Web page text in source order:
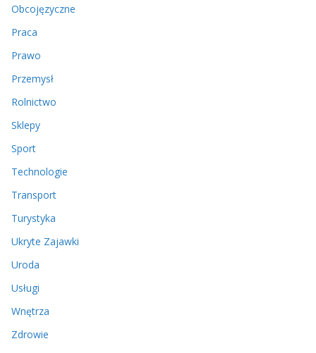
Obcojęzyczne
Praca
Prawo
Przemysł
Rolnictwo
Sklepy
Sport
Technologie
Transport
Turystyka
Ukryte Zajawki
Uroda
Usługi
Wnętrza
Zdrowie